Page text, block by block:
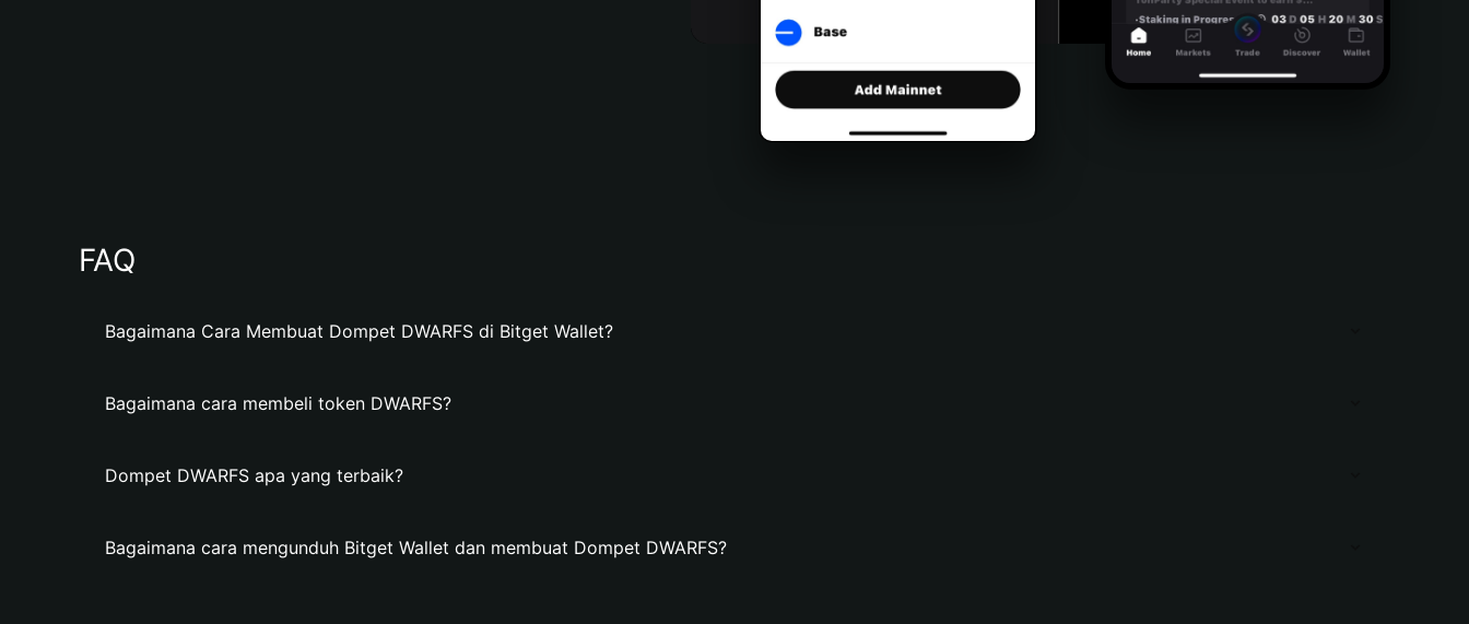
FAQ
Bagaimana Cara Membuat Dompet DWARFS di Bitget Wallet?
Bagaimana cara membeli token DWARFS?
Dompet DWARFS apa yang terbaik?
Bagaimana cara mengunduh Bitget Wallet dan membuat Dompet DWARFS?